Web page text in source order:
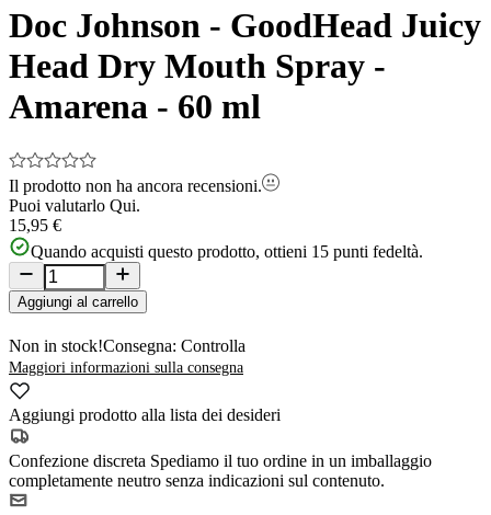
of
Doc Johnson - GoodHead Juicy
Head Dry Mouth Spray -
Amarena - 60 ml
Il prodotto non ha ancora recensioni.
Puoi valutarlo Qui.
15,95 €
Quando acquisti questo prodotto, ottieni 15 punti fedeltà.
Aggiungi al carrello
Non in stock!Consegna: Controlla
Maggiori informazioni sulla consegna
Aggiungi prodotto alla lista dei desideri
Confezione discreta Spediamo il tuo ordine in un imballaggio
completamente neutro senza indicazioni sul contenuto.